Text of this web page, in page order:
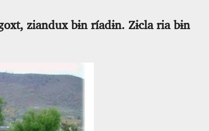
ziandux bɨn ríadɨn. Zɨcla ria bɨn